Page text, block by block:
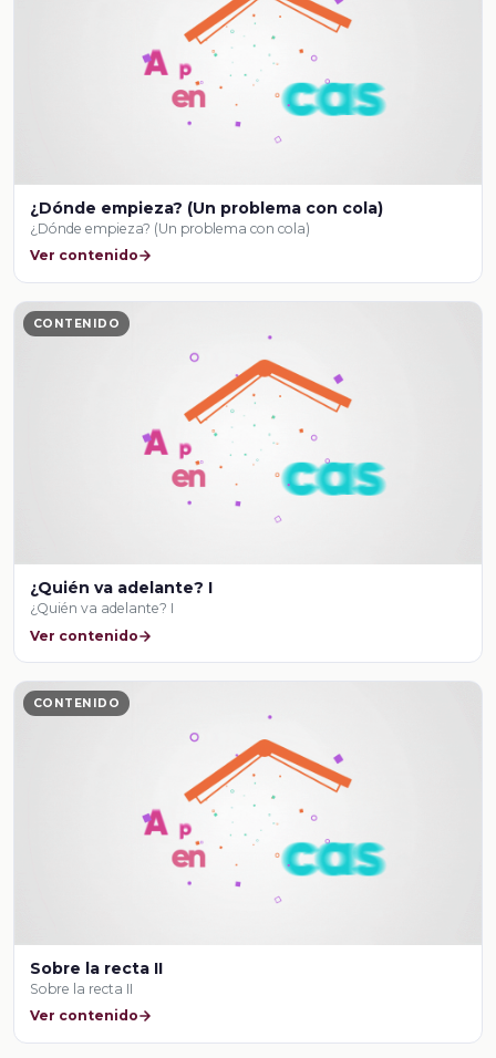
¿Dónde empieza? (Un problema con cola)
¿Dónde empieza? (Un problema con cola)
Ver contenido
CONTENIDO
¿Quién va adelante? I
¿Quién va adelante? I
Ver contenido
CONTENIDO
Sobre la recta II
Sobre la recta II
Ver contenido